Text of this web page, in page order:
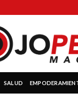
SALUD